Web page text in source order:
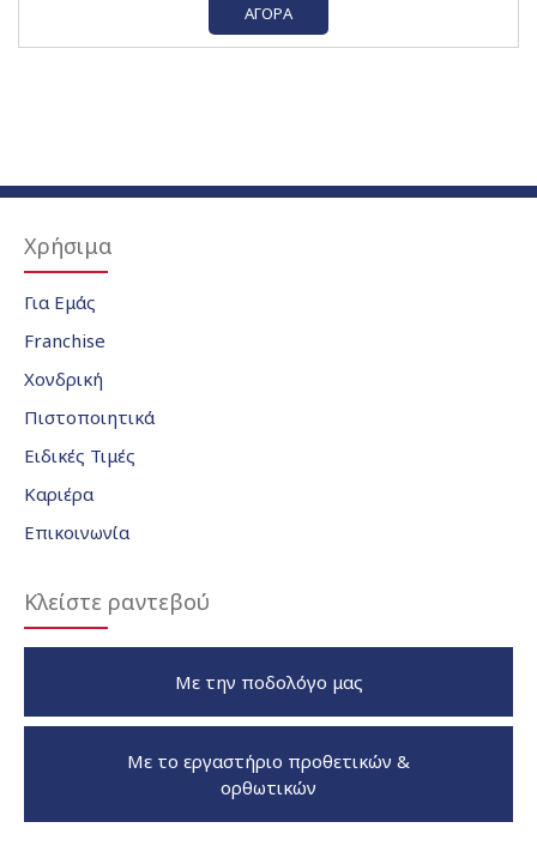
ΑΓΟΡΆ
Χρήσιμα
Για Εμάς
Franchise
Χονδρική
Πιστοποιητικά
Ειδικές Τιμές
Καριέρα
Επικοινωνία
Κλείστε ραντεβού
Με την ποδολόγο μας
Με το εργαστήριο προθετικών &
ορθωτικών